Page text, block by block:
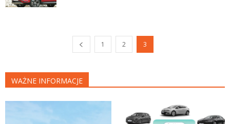
1 2 3
WAŻNE INFORMACJE